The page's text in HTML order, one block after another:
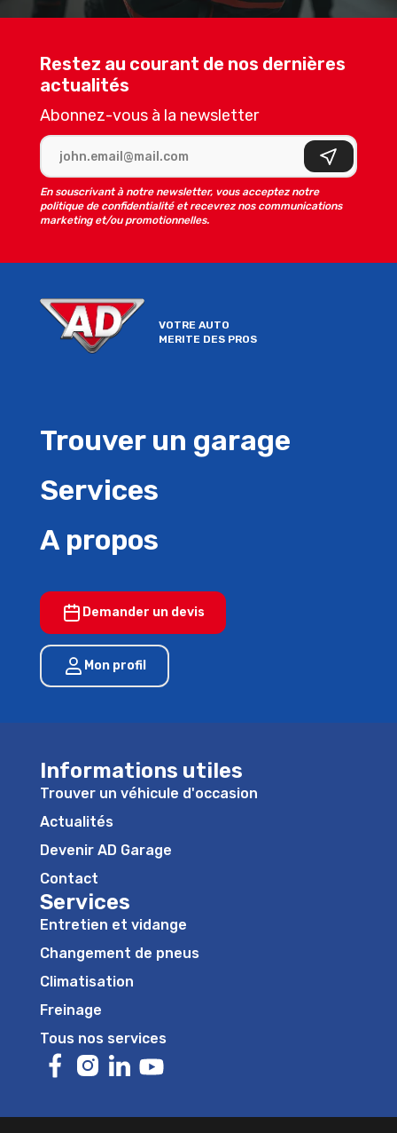
VOTRE AUTO
MERITE DES PROS
Trouver un garage
Services
A propos
Demander un devis
Mon profil
Informations utiles
Trouver un véhicule d'occasion
Actualités
Devenir AD Garage
Contact
Services
Entretien et vidange
Changement de pneus
Climatisation
Freinage
Tous nos services
Restez au courant de nos dernières
actualités
Abonnez-vous à la newsletter
S'inscrire
En souscrivant à notre newsletter, vous acceptez notre
politique de confidentialité et recevrez nos communications
marketing et/ou promotionnelles.